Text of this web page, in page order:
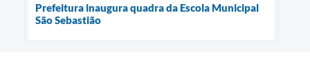
Prefeitura inaugura quadra da Escola Municipal
São Sebastião